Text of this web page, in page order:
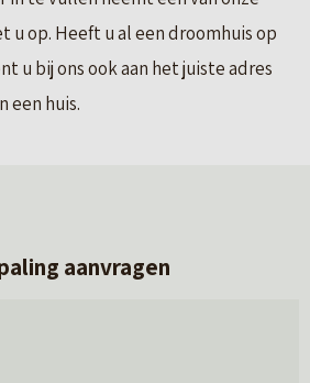
u op. Heeft u al een droomhuis op
u bij ons ook aan het juiste adres
een huis.
aanvragen